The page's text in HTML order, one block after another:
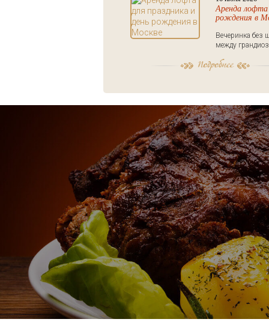
Аренда лофта
рождения в
Вечеринка без
между